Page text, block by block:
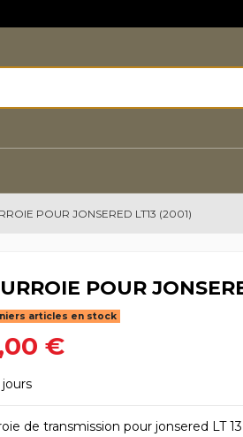
POUR JONSERED LT13 (2001)
POUR
articles en stock
€
jours
de transmission pour jonsered LT